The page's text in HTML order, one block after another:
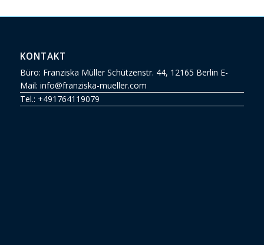
KONTAKT
Büro: Franziska Müller Schützenstr. 44, 12165 Berlin E-
Mail: info@franziska-mueller.com
Tel.: +491764119079